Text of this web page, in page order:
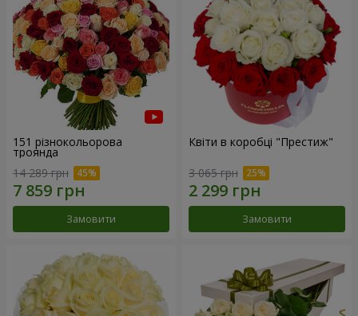
151 різнокольорова
троянда
14 289 грн
Замовити
Квіти в коробці "Престиж"
3 065 грн
Замовити